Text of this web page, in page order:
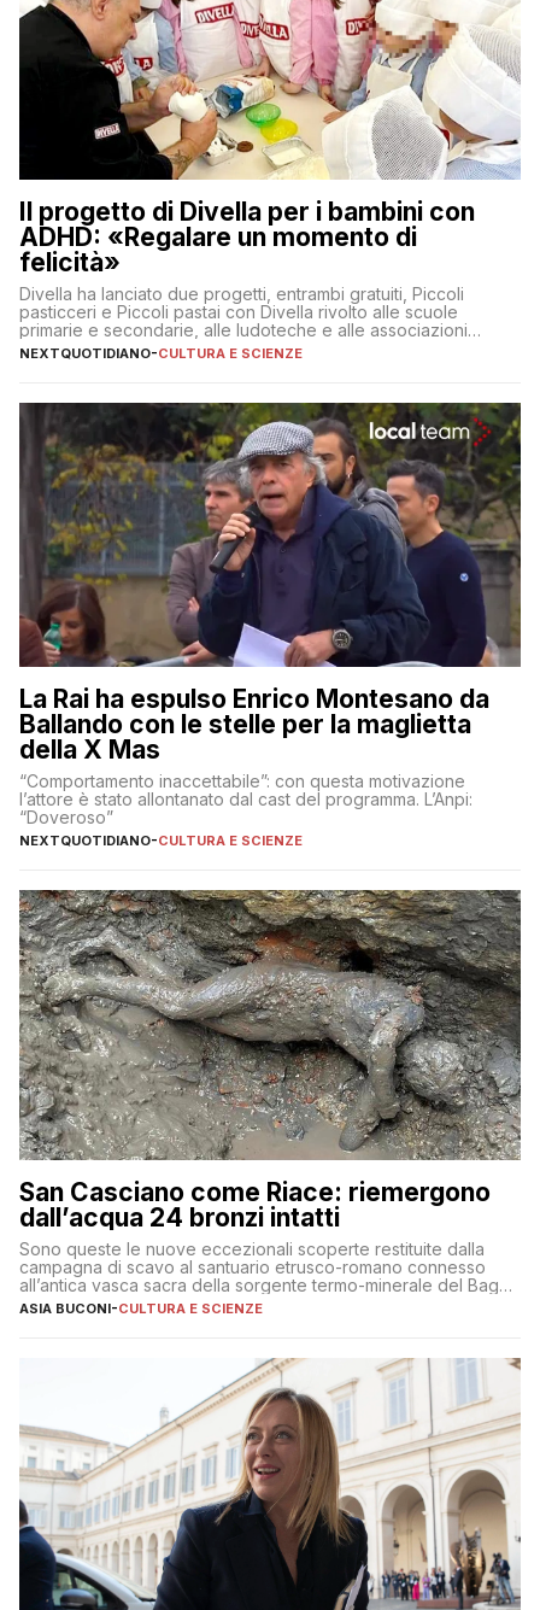
Il progetto di Divella per i bambini con
ADHD: «Regalare un momento di
felicità»
Divella ha lanciato due progetti, entrambi gratuiti, Piccoli
pasticceri e Piccoli pastai con Divella rivolto alle scuole
primarie e secondarie, alle ludoteche e alle associazioni
pugliesi che si occupano di bambini con ADHD
NEXTQUOTIDIANO-CULTURA E SCIENZE
La Rai ha espulso Enrico Montesano da
Ballando con le stelle per la maglietta
della X Mas
“Comportamento inaccettabile”: con questa motivazione
l’attore è stato allontanato dal cast del programma. L’Anpi:
“Doveroso”
NEXTQUOTIDIANO-CULTURA E SCIENZE
San Casciano come Riace: riemergono
dall’acqua 24 bronzi intatti
Sono queste le nuove eccezionali scoperte restituite dalla
campagna di scavo al santuario etrusco-romano connesso
all’antica vasca sacra della sorgente termo-minerale del Bagno
Grande
ASIA BUCONI-CULTURA E SCIENZE